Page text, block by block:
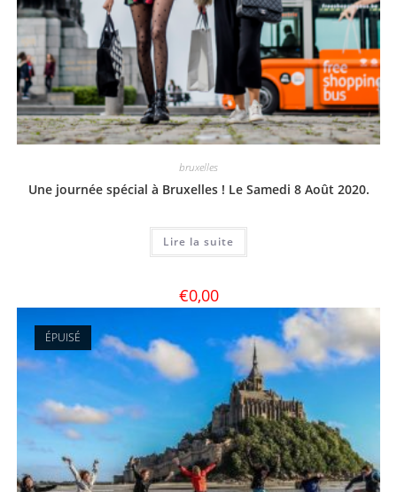
bruxelles
Une journée spécial à Bruxelles ! Le Samedi 8 Août 2020.
Lire la suite
€0,00
ÉPUISÉ